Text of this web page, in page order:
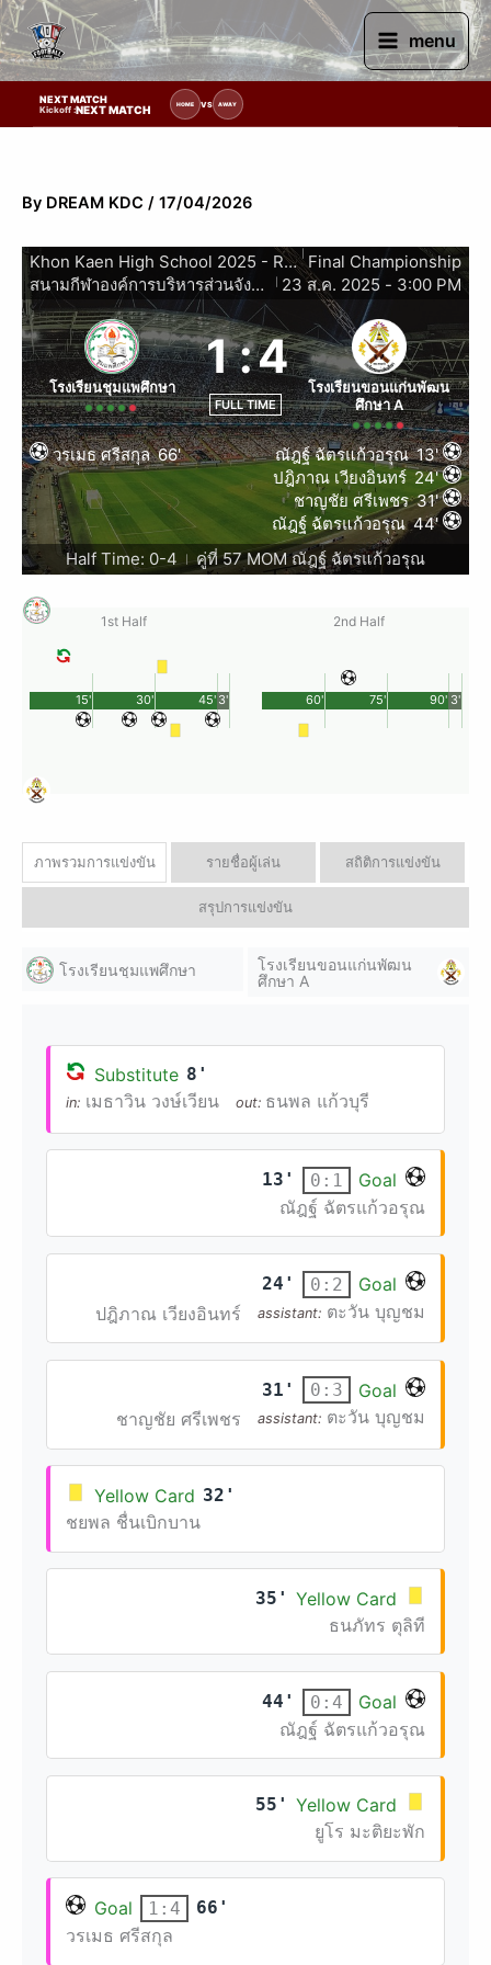
Skip
to
content
menu
NEXT MATCH
Kickoff :NEXT MATCH HOME VS AWAY
ยการแข่งขัน | รอระบุวันแข่งขัน | รอข้อมูลทีมแข่งขัน
By DREAM KDC / 17/04/2026
Khon Kaen High School 2025 - Round 16 Team Final Championship
สนามกีฬาองค์การบริหารส่วนจังหวัดขอนแก่น
23 ส.ค. 2025 - 3:00 PM
โรงเรียนชุมแพศึกษา
1:4
FULL TIME
โรงเรียนขอนแก่นพัฒน
ศึกษา A
วรเมธ ศรีสกุล 66' ณัฎฐ์ ฉัตรแก้วอรุณ 13'
ปฎิภาณ เวียงอินทร์ 24'
ชาญชัย ศรีเพชร 31'
ณัฎฐ์ ฉัตรแก้วอรุณ 44'
Half Time: 0-4
คู่ที่ 57 MOM ณัฎฐ์ ฉัตรแก้วอรุณ
1st Half
45'
15' 30' 3'
2nd Half
90'
60' 75' 3'
ภาพรวมการแข่งขัน รายชื่อผู้เล่น สถิติการแข่งขัน
สรุปการแข่งขัน
โรงเรียนชุมแพศึกษา
โรงเรียนขอนแก่นพัฒน
ศึกษา A
Substitute 8'
in: เมธาวิน วงษ์เวียน out: ธนพล แก้วบุรี
13' 0:1
Goal
ณัฎฐ์ ฉัตรแก้วอรุณ
24' 0:2
Goal
ปฎิภาณ เวียงอินทร์
assistant: ตะวัน บุญชม
31' 0:3
Goal
ชาญชัย ศรีเพชร
assistant: ตะวัน บุญชม
Yellow Card 32'
ชยพล ชื่นเบิกบาน
35' Yellow Card
ธนภัทร ตุลิที
44' 0:4
Goal
ณัฎฐ์ ฉัตรแก้วอรุณ
55' Yellow Card
ยูโร มะติยะพัก
Goal 1:4 66'
วรเมธ ศรีสกุล